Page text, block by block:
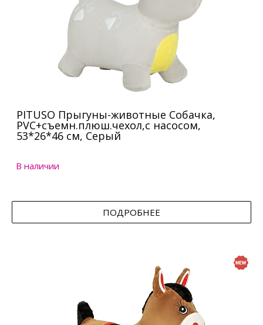
PITUSO Прыгуны-животные Собачка,
PVC+съемн.плюш.чехол,с насосом,
53*26*46 см, Серый
В наличии
ПОДРОБНЕЕ